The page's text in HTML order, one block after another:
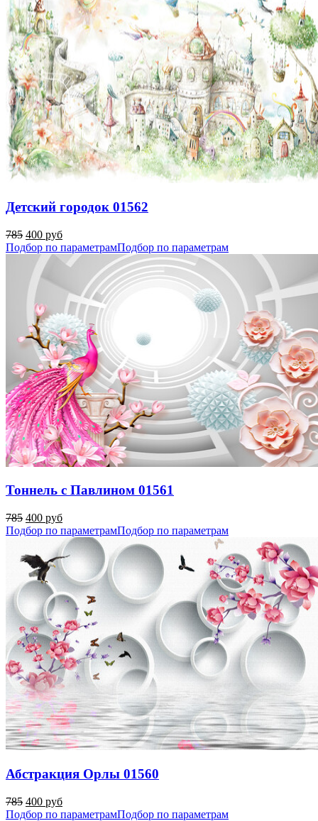
Детский городок 01562
785 400 руб
Подбор по параметрамПодбор по параметрам
Тоннель с Павлином 01561
785 400 руб
Подбор по параметрамПодбор по параметрам
Абстракция Орлы 01560
785 400 руб
Подбор по параметрамПодбор по параметрам